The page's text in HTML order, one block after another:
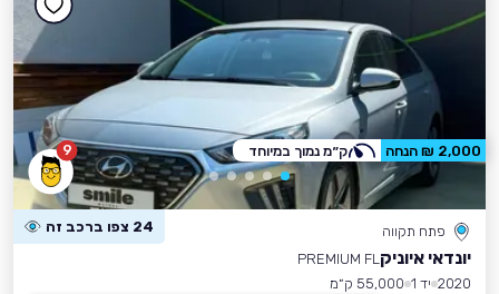
9
פתח תקווה 24 צפו ברכב זה
יונדאי איוניק PREMIUM FL
2020 יד 1
55,000 ק״מ
2,000 ₪ הנחה ק״מ נמוך במיוחד